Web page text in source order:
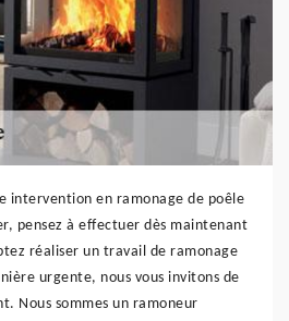
intervention en ramonage de poêle
pensez à effectuer dès maintenant
réaliser un travail de ramonage
urgente, nous vous invitons de
Nous sommes un ramoneur